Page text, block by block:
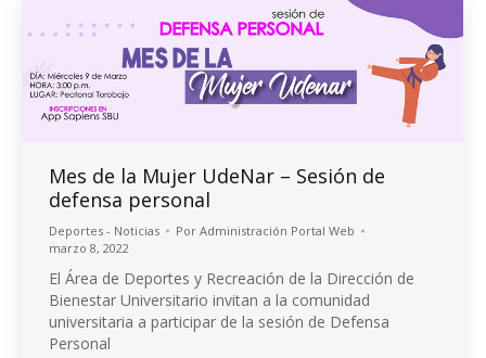
Mes de la Mujer UdeNar – Sesión de
defensa personal
Deportes - Noticias Por Administración Portal Web
marzo 8, 2022
El Área de Deportes y Recreación de la Dirección de
Bienestar Universitario invitan a la comunidad
universitaria a participar de la sesión de Defensa
Personal